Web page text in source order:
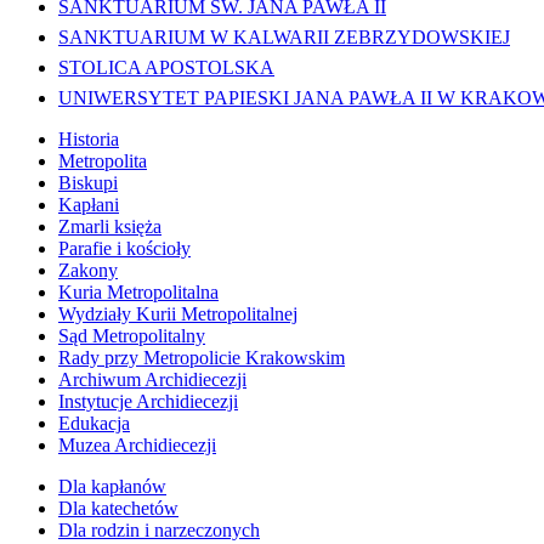
SANKTUARIUM ŚW. JANA PAWŁA II
SANKTUARIUM W KALWARII ZEBRZYDOWSKIEJ
STOLICA APOSTOLSKA
UNIWERSYTET PAPIESKI JANA PAWŁA II W
Historia
Metropolita
Biskupi
Kapłani
Zmarli księża
Parafie i kościoły
Zakony
Kuria Metropolitalna
Wydziały Kurii Metropolitalnej
Sąd Metropolitalny
Rady przy Metropolicie Krakowskim
Archiwum Archidiecezji
Instytucje Archidiecezji
Edukacja
Muzea Archidiecezji
Dla kapłanów
Dla katechetów
Dla rodzin i narzeczonych